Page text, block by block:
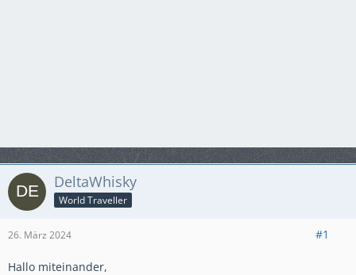
DeltaWhisky
World Traveller
26. März 2024 #1
Hallo miteinander,